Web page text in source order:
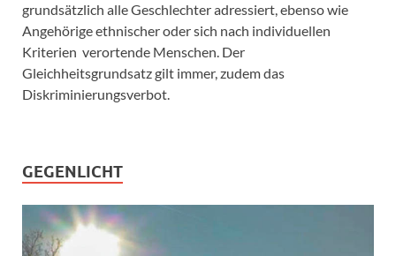
grundsätzlich alle Geschlechter adressiert, ebenso wie
Angehörige ethnischer oder sich nach individuellen
Kriterien verortende Menschen. Der
Gleichheitsgrundsatz gilt immer, zudem das
Diskriminierungsverbot.
GEGENLICHT